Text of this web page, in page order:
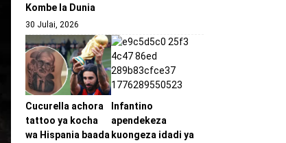
Kombe la Dunia
30 Julai, 2026
Cucurella achora
tattoo ya kocha
wa Hispania baada
Infantino
apendekeza
kuongeza idadi ya